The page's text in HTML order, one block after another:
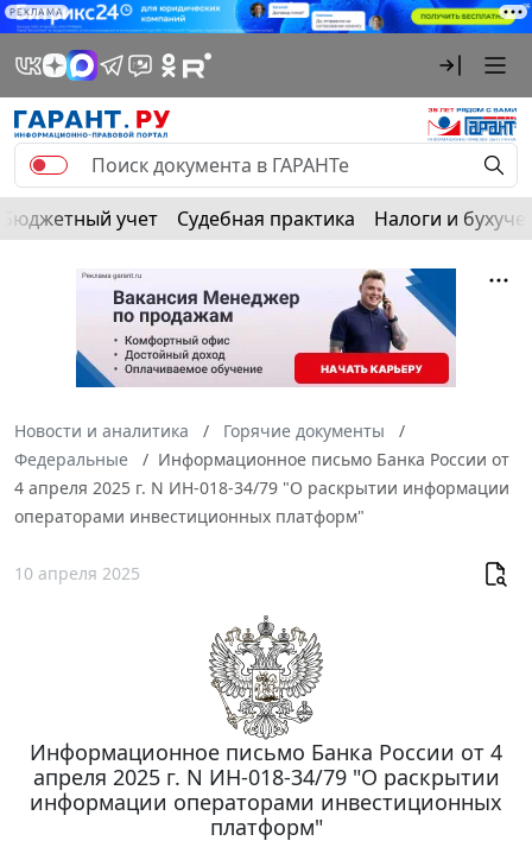
РЕКЛАМА
Бюджетный учет Судебная практика Налоги и
Новости и аналитика
Горячие документы
Федеральные
Информационное письмо Банка России от
4 апреля 2025 г. N ИН-018-34/79 "О раскрытии информации
операторами инвестиционных платформ"
10 апреля 2025
Информационное письмо Банка России от 4
апреля 2025 г. N ИН-018-34/79 "О раскрытии
информации операторами инвестиционных
платформ"